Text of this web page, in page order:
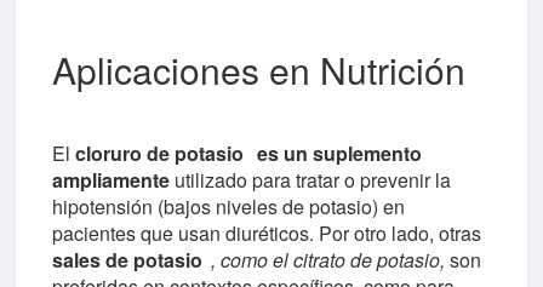
Aplicaciones en Nutrición
Elcloruro de potasio es un suplemento
ampliamente utilizado para tratar o prevenir la
hipotensión (bajos niveles de potasio) en
pacientes que usan diuréticos. Por otro lado, otras
sales de potasio , como el citrato de potasio, son